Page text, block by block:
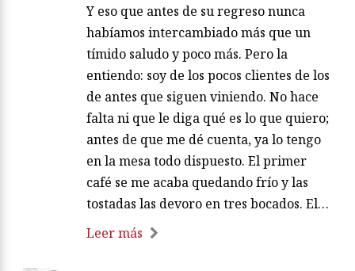
Y eso que antes de su regreso nunca
habíamos intercambiado más que un
tímido saludo y poco más. Pero la
entiendo: soy de los pocos clientes de los
de antes que siguen viniendo. No hace
falta ni que le diga qué es lo que quiero;
antes de que me dé cuenta, ya lo tengo
en la mesa todo dispuesto. El primer
café se me acaba quedando frío y las
tostadas las devoro en tres bocados. El…
Leer más